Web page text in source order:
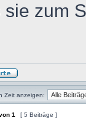
sie zum
Zeit anzeigen:
1 [ 5 Beiträge ]